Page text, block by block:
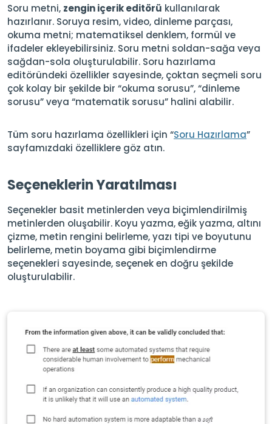
Soru metni, zengin içerik editörü kullanılarak
hazırlanır. Soruya resim, video, dinleme parçası,
okuma metni; matematiksel denklem, formül ve
ifadeler ekleyebilirsiniz. Soru metni soldan-sağa veya
sağdan-sola oluşturulabilir. Soru hazırlama
editöründeki özellikler sayesinde, çoktan seçmeli soru
çok kolay bir şekilde bir “okuma sorusu”, “dinleme
sorusu” veya “matematik sorusu” halini alabilir.
Tüm soru hazırlama özellikleri için “Soru Hazırlama”
sayfamızdaki özelliklere göz atın.
Seçeneklerin Yaratılması
Seçenekler basit metinlerden veya biçimlendirilmiş
metinlerden oluşabilir. Koyu yazma, eğik yazma, altını
çizme, metin rengini belirleme, yazı tipi ve boyutunu
belirleme, metin boyama gibi biçimlendirme
seçenekleri sayesinde, seçenek en doğru şekilde
oluşturulabilir.